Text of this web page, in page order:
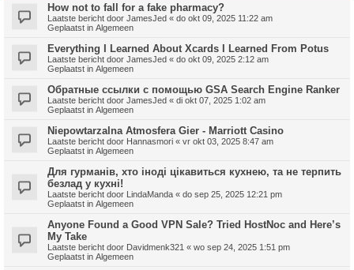
How not to fall for a fake pharmacy?
Laatste bericht door JamesJed « do okt 09, 2025 11:22 am
Geplaatst in Algemeen
Everything I Learned About Xcards I Learned From Potus
Laatste bericht door JamesJed « do okt 09, 2025 2:12 am
Geplaatst in Algemeen
Обратные ссылки с помощью GSA Search Engine Ranker
Laatste bericht door JamesJed « di okt 07, 2025 1:02 am
Geplaatst in Algemeen
Niepowtarzalna Atmosfera Gier - Marriott Casino
Laatste bericht door Hannasmori « vr okt 03, 2025 8:47 am
Geplaatst in Algemeen
Для гурманів, хто іноді цікавиться кухнею, та не терпить
безлад у кухні!
Laatste bericht door LindaManda « do sep 25, 2025 12:21 pm
Geplaatst in Algemeen
Anyone Found a Good VPN Sale? Tried HostNoc and Here’s
My Take
Laatste bericht door Davidmenk321 « wo sep 24, 2025 1:51 pm
Geplaatst in Algemeen